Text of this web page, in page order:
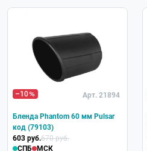
–10 Арт. 21894
Бленда Phantom 60 мм Pulsar
код (79103)
603 руб.670 руб.
СПБ
МСК